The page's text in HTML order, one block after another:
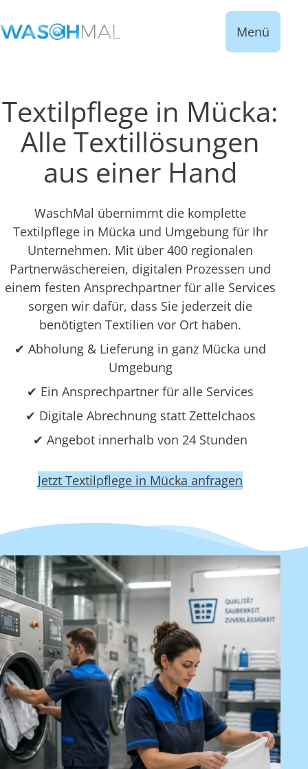
Menü
Textilpflege in Mücka:
Alle Textillösungen
aus einer Hand
WaschMal übernimmt die komplette
Textilpflege in Mücka und Umgebung für Ihr
Unternehmen. Mit über 400 regionalen
Partnerwäschereien, digitalen Prozessen und
einem festen Ansprechpartner für alle Services
sorgen wir dafür, dass Sie jederzeit die
benötigten Textilien vor Ort haben.
✔ Abholung & Lieferung in ganz Mücka und
Umgebung
✔ Ein Ansprechpartner für alle Services
✔ Digitale Abrechnung statt Zettelchaos
✔ Angebot innerhalb von 24 Stunden
Jetzt Textilpflege in Mücka anfragen